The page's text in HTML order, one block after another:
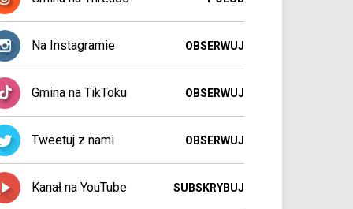
Na Instagramie OBSERWUJ
Gmina na TikToku OBSERWUJ
Tweetuj z nami OBSERWUJ
Kanał na YouTube SUBSKRYBUJ